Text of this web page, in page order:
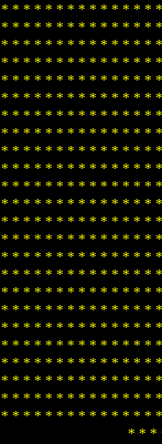
* * * * * * * * * * * * * * *
* * * * * * * * * * * * * * *
* * * * * * * * * * * * * * *
* * * * * * * * * * * * * * *
* * * * * * * * * * * * * * *
* * * * * * * * * * * * * * *
* * * * * * * * * * * * * * *
* * * * * * * * * * * * * * *
* * * * * * * * * * * * * * *
* * * * * * * * * * * * * * *
* * * * * * * * * * * * * * *
* * * * * * * * * * * * * * *
* * * * * * * * * * * * * * *
* * * * * * * * * * * * * * *
* * * * * * * * * * * * * * *
* * * * * * * * * * * * * * *
* * * * * * * * * * * * * * *
* * * * * * * * * * * * * * *
* * * * * * * * * * * * * * *
* * * * * * * * * * * * * * *
* * * * * * * * * * * * * * *
* * * * * * * * * * * * * * *
* * * * * * * * * * * * * * *
* * * * * * * * * * * * * * *
* * *